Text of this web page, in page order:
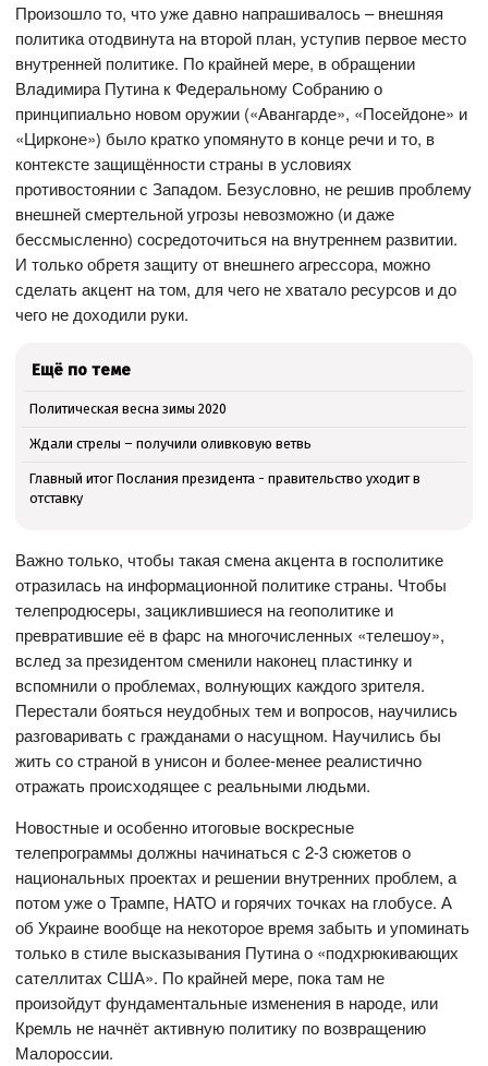
Произошло то, что уже давно напрашивалось – внешняя
политика отодвинута на второй план, уступив первое место
внутренней политике. По крайней мере, в обращении
Владимира Путина к Федеральному Собранию о
принципиально новом оружии («Авангарде», «Посейдоне» и
«Цирконе») было кратко упомянуто в конце речи и то, в
контексте защищённости страны в условиях
противостоянии с Западом. Безусловно, не решив проблему
внешней смертельной угрозы невозможно (и даже
бессмысленно) сосредоточиться на внутреннем развитии.
И только обретя защиту от внешнего агрессора, можно
сделать акцент на том, для чего не хватало ресурсов и до
чего не доходили руки.
Ещё по теме
Политическая весна зимы 2020
Ждали стрелы – получили оливковую ветвь
Главный итог Послания президента - правительство уходит в
отставку
Важно только, чтобы такая смена акцента в госполитике
отразилась на информационной политике страны. Чтобы
телепродюсеры, зациклившиеся на геополитике и
превратившие её в фарс на многочисленных «телешоу»,
вслед за президентом сменили наконец пластинку и
вспомнили о проблемах, волнующих каждого зрителя.
Перестали бояться неудобных тем и вопросов, научились
разговаривать с гражданами о насущном. Научились бы
жить со страной в унисон и более-менее реалистично
отражать происходящее с реальными людьми.
Новостные и особенно итоговые воскресные
телепрограммы должны начинаться с 2-3 сюжетов о
национальных проектах и решении внутренних проблем, а
потом уже о Трампе, НАТО и горячих точках на глобусе. А
об Украине вообще на некоторое время забыть и упоминать
только в стиле высказывания Путина о «подхрюкивающих
сателлитах США». По крайней мере, пока там не
произойдут фундаментальные изменения в народе, или
Кремль не начнёт активную политику по возвращению
Малороссии.